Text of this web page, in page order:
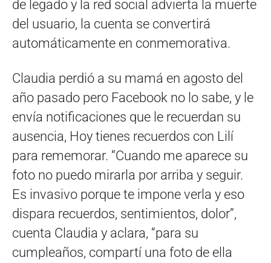
de legado y la red social advierta la muerte
del usuario, la cuenta se convertirá
automáticamente en conmemorativa.
Claudia perdió a su mamá en agosto del
año pasado pero Facebook no lo sabe, y le
envía notificaciones que le recuerdan su
ausencia, Hoy tienes recuerdos con Lilí
para rememorar. “Cuando me aparece su
foto no puedo mirarla por arriba y seguir.
Es invasivo porque te impone verla y eso
dispara recuerdos, sentimientos, dolor”,
cuenta Claudia y aclara, “para su
cumpleaños, compartí una foto de ella